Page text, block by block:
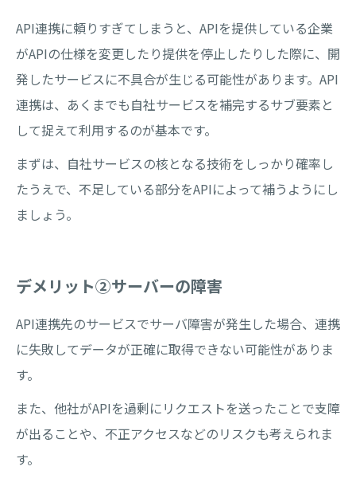
API連携に頼りすぎてしまうと、APIを提供している企業
がAPIの仕様を変更したり提供を停止したりした際に、開
発したサービスに不具合が生じる可能性があります。API
連携は、あくまでも自社サービスを補完するサブ要素と
して捉えて利用するのが基本です。
まずは、自社サービスの核となる技術をしっかり確率し
たうえで、不足している部分をAPIによって補うようにし
ましょう。
デメリット➁サーバーの障害
API連携先のサービスでサーバ障害が発生した場合、連携
に失敗してデータが正確に取得できない可能性がありま
す。
また、他社がAPIを過剰にリクエストを送ったことで支障
が出ることや、不正アクセスなどのリスクも考えられま
す。